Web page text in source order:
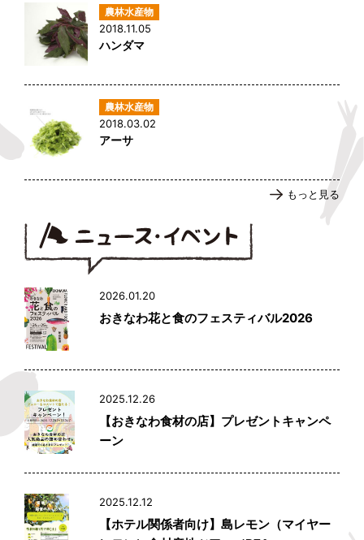
2018.11.05
ハンダマ
2018.03.02
アーサ
もっと見る
2026.01.20
おきなわ花と食のフェスティバル2026
2025.12.26
【おきなわ食材の店】プレゼントキャンペ
ーン
2025.12.12
【ホテル関係者向け】島レモン（マイヤー